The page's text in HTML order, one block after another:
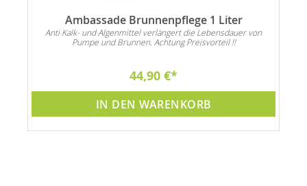
Ambassade Brunnenpflege 1 Liter
Anti Kalk- und Algenmittel verlängert die Lebensdauer von
Pumpe und Brunnen. Achtung Preisvorteil !!
44,90 €
IN DEN WARENKORB